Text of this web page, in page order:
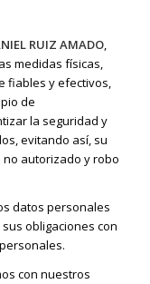
RUIZ AMADO,
medidas físicas,
fiables y efectivos,
de
la seguridad y
evitando así, su
autorizado y robo
datos personales
obligaciones con
con nuestros